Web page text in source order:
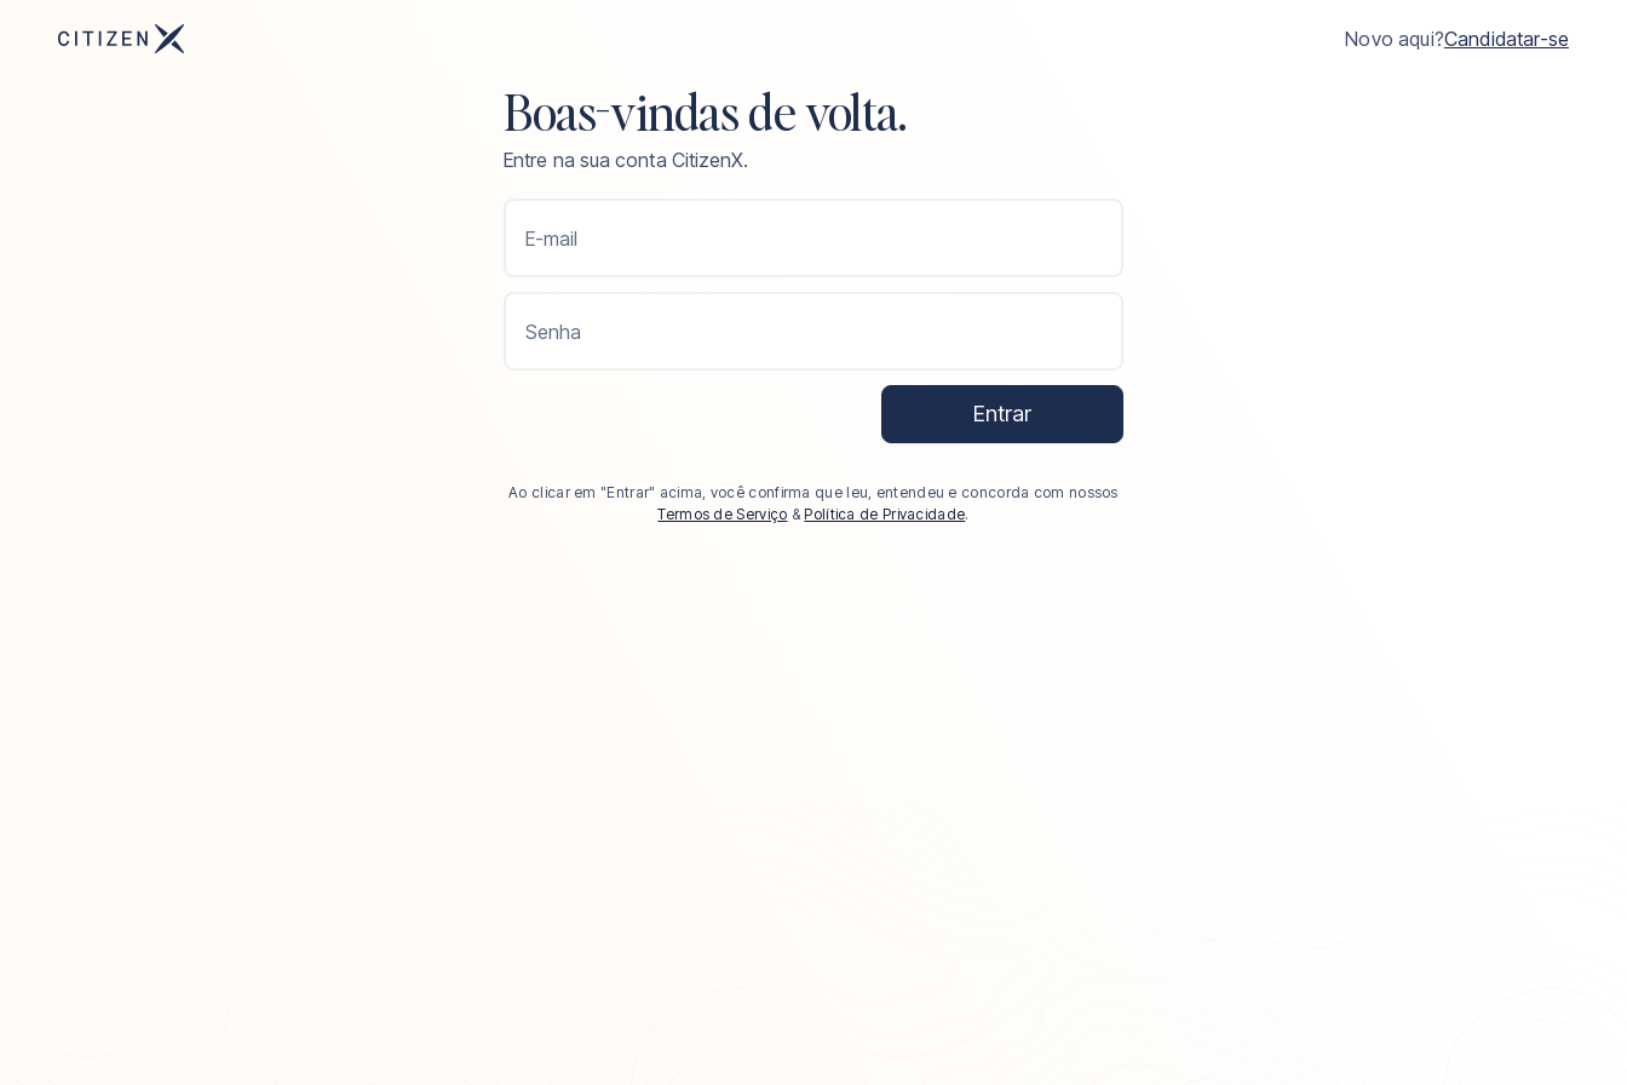
Novo aqui?Candidatar-se
Boas-vindas de volta.
Entre na sua conta CitizenX.
E-mail
Senha
Entrar
Ao clicar em "Entrar" acima, você confirma que leu, entendeu e concorda com nossos
Termos de Serviço & Política de Privacidade.